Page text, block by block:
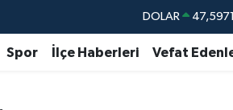
DOLAR 47,5971
EURO 55,1336
Spor İlçe Haberleri Vefat